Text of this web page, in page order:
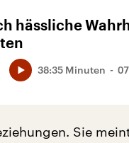
hässliche
38:35 Minuten
Sie